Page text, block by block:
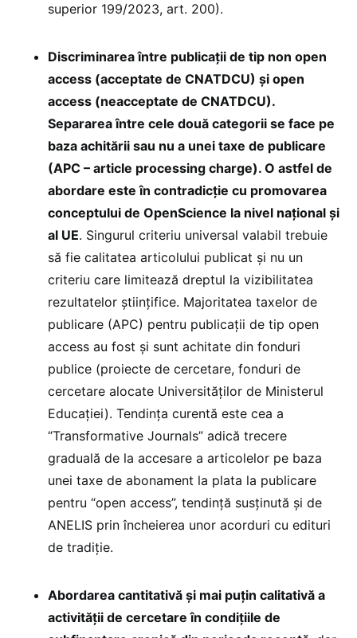
superior 199/2023, art. 200).
Discriminarea între publicații de tip non open
access (acceptate de CNATDCU) și open
access (neacceptate de CNATDCU).
Separarea între cele două categorii se face pe
baza achitării sau nu a unei taxe de publicare
(APC – article processing charge). O astfel de
abordare este în contradicție cu promovarea
conceptului de OpenScience la nivel naţional și
al UE. Singurul criteriu universal valabil trebuie
să fie calitatea articolului publicat și nu un
criteriu care limitează dreptul la vizibilitatea
rezultatelor științifice. Majoritatea taxelor de
publicare (APC) pentru publicații de tip open
access au fost și sunt achitate din fonduri
publice (proiecte de cercetare, fonduri de
cercetare alocate Universităților de Ministerul
Educației). Tendinţa curentă este cea a
“Transformative Journals” adică trecere
graduală de la accesare a articolelor pe baza
unei taxe de abonament la plata la publicare
pentru “open access”, tendință susținută și de
ANELIS prin încheierea unor acorduri cu edituri
de tradiție.
Abordarea cantitativă și mai puțin calitativă a
activității de cercetare în condițiile de